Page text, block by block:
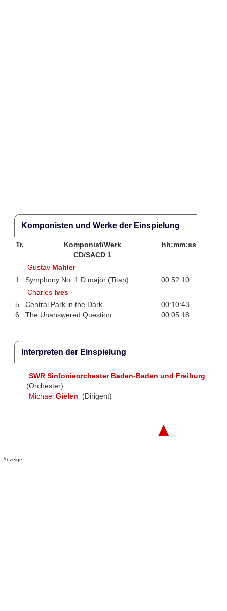
Komponisten und Werke der Einspielung
Tr. Komponist/Werk
hh:mm:ss
CD/SACD 1
Gustav Mahler
1
Symphony No. 1 D major (Titan)
00:52:10
Charles Ives
5
Central Park in the Dark
00:10:43
6
The Unanswered Question 00:05:18
Interpreten der Einspielung
SWR Sinfonieorchester Baden-Baden und Freiburg
(Orchester)
Michael Gielen (Dirigent)
▲
Anzeige